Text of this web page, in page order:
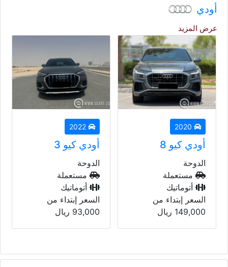
أودي
عرض المزيد
أودي كيو 8
الدوحة
مستعملة
أتوماتيك
السعر إبتداء من
149,000 ريال
أودي كيو 3
الدوحة
مستعملة
أتوماتيك
السعر إبتداء من
93,000 ريال